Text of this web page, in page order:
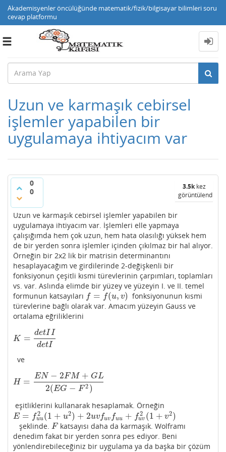
Akademisyenler öncülüğünde matematik/fizik/bilgisayar bilimleri soru
cevap platformu
Toggle
Uzun ve karmaşık cebirsel
işlemler yapabilen bir
uygulamaya ihtiyacım var
0
0
3.5kkez
görüntülendi
Uzun ve karmaşık cebirsel işlemler yapabilen bir
uygulamaya ihtiyacım var. İşlemleri elle yapmaya
çalışığımda hem çok uzun, hem hata olasılığı yüksek hem
de bir yerden sonra işlemler içinden çıkılmaz bir hal alıyor.
Örneğin bir 2x2 lik bir matrisin determinantını
hesaplayacağım ve girdilerinde 2-değişkenli bir
fonksiyonun çeşitli kısmi türevlerinin çarpımları, toplamları
vs. var. Aslında elimde bir yüzey ve yüzeyin I. ve II. temel
formunun katsayıları f = f(u, v)
f= f(u v)
fonksiyonunun kısmi
türevlerine bağlı olarak var. Amacım yüzeyin Gauss ve
ortalama eğriliklerini
K = detII
detI
K=de tIIdetI
ve
H = EN − 2FM + GL
2(EG − F 2 )
H=E N−2FM+GL2(EG−F2)
eşitliklerini kullanarak hesaplamak. Örneğin
E = f2
uu (1 + u2) + 2uvfuv fuu + f2
uv (1 + v2)
E= fuu 2(1+u 2)+ 2uvf uv uu+fuv 2(1+ v2
şeklinde. F
F katsayısı daha da karmaşık. Wolframı
denedim fakat bir yerden sonra pes ediyor. Beni
yönlendirebileceğiniz bir uygulama ya da başka bir çözüm